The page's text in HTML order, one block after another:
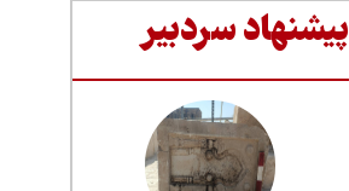
پیشنهاد سردبیر